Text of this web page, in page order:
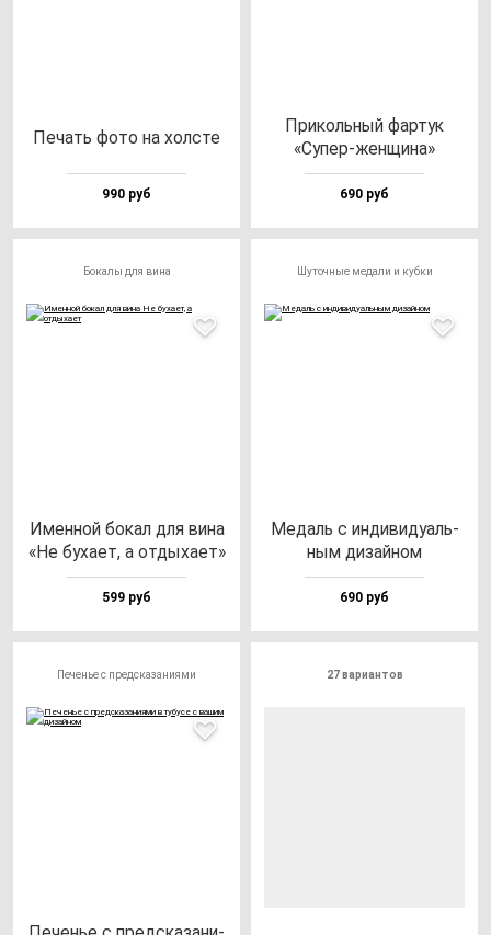
Печать фо­то на хол­сте
990 руб
При­коль­ный фар­тук
«Супер-жен­щи­на»
690 руб
Бокалы для вина
Имен­ной бо­кал для ви­на
«Не бу­ха­ет, а от­ды­ха­ет»
599 руб
Шуточные медали и кубки
Медаль с ин­ди­ви­ду­аль­
ным ди­зай­ном
690 руб
Печенье с предсказаниями 27 вариантов